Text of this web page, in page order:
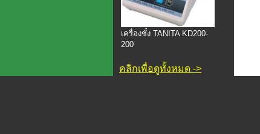
เครื่องชั๋ง TANITA KD200-
200
คลิกเพื่อดูทั้งหมด ->